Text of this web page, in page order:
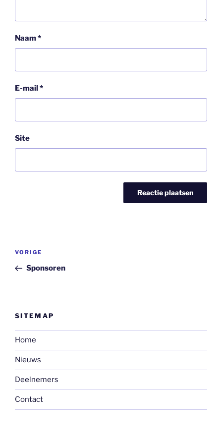
Naam*
E-mail*
Site
Bericht
Vorig
bericht
VORIGE
Sponsoren
SITEMAP
Home
Nieuws
Deelnemers
Contact